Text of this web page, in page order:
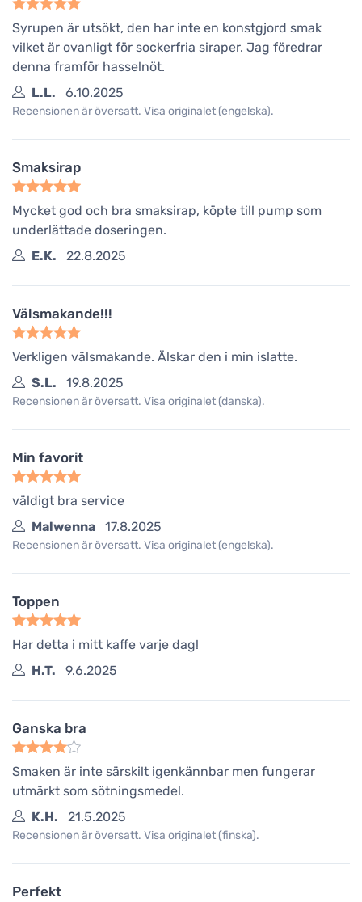
Syrupen är utsökt, den har inte en konstgjord smak
vilket är ovanligt för sockerfria siraper. Jag föredrar
denna framför hasselnöt.
L.L.
6.10.2025
Recensionen är översatt. Visa originalet (engelska).
Smaksirap
Mycket god och bra smaksirap, köpte till pump som
underlättade doseringen.
E.K.
22.8.2025
Välsmakande!!!
Verkligen välsmakande. Älskar den i min islatte.
S.L.
19.8.2025
Recensionen är översatt. Visa originalet (danska).
Min favorit
väldigt bra service
Malwenna
17.8.2025
Recensionen är översatt. Visa originalet (engelska).
Toppen
Har detta i mitt kaffe varje dag!
H.T.
9.6.2025
Ganska bra
Smaken är inte särskilt igenkännbar men fungerar
utmärkt som sötningsmedel.
K.H.
21.5.2025
Recensionen är översatt. Visa originalet (finska).
Perfekt